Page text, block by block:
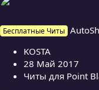
Бесплатные Читы
KOSTA
28 Май 2017
Читы для Point